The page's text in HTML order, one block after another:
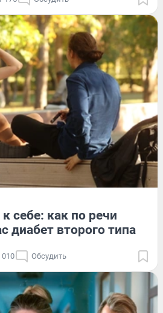
себе: как по речи
диабет второго типа
010 Обсудить